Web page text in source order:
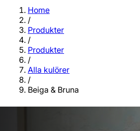
Home
/
Produkter
/
Produkter
/
Alla kulörer
/
Beiga & Bruna